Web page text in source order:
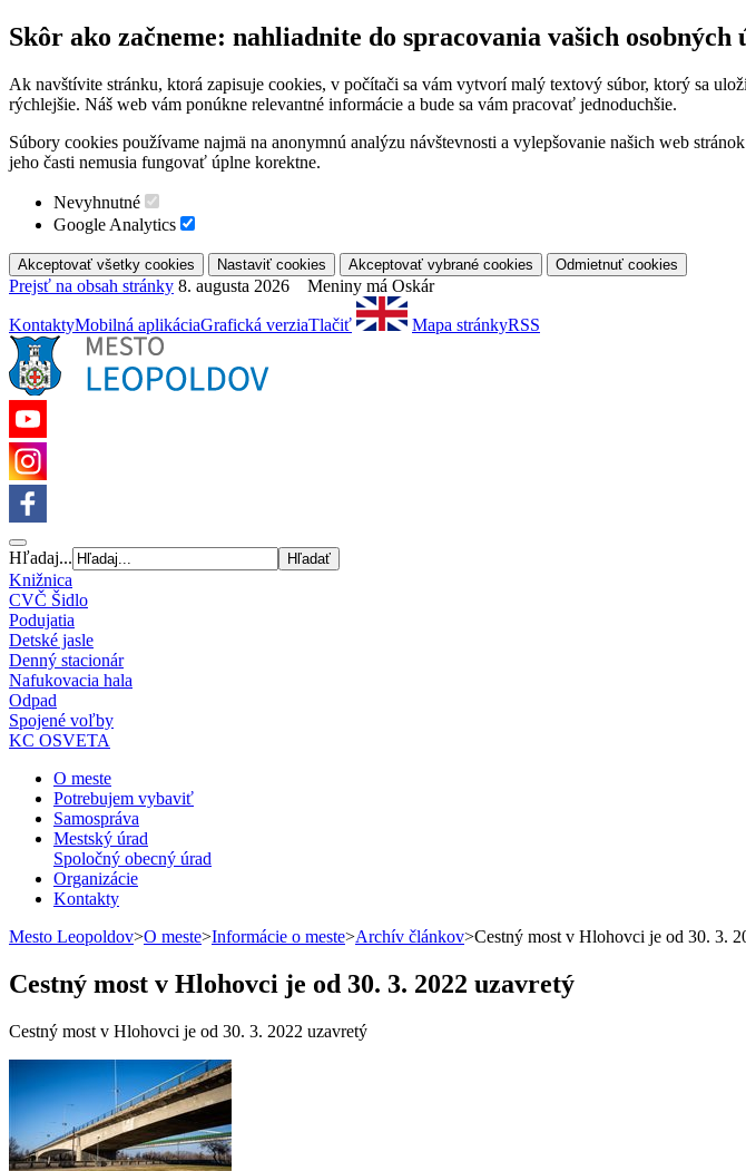
Skôr ako začneme: nahliadnite do spracovania vašich osobných
Ak navštívite stránku, ktorá zapisuje cookies, v počítači sa vám vytvorí malý textový súbor, ktorý sa
rýchlejšie. Náš web vám ponúkne relevantné informácie a bude sa vám pracovať jednoduchšie.
Súbory cookies používame najmä na anonymnú analýzu návštevnosti a vylepšovanie našich web
jeho časti nemusia fungovať úplne korektne.
Nevyhnutné
Google Analytics
Prejsť na obsah stránky 8. augusta 2026 Meniny má Oskár
KontaktyMobilná aplikáciaGrafická verziaTlačiť Mapa stránkyRSS
Hľadaj...
Knižnica
CVČ Šidlo
Podujatia
Detské jasle
Denný stacionár
Nafukovacia hala
Odpad
Spojené voľby
KC OSVETA
O meste
Potrebujem vybaviť
Samospráva
Mestský úrad
Spoločný obecný úrad
Organizácie
Kontakty
Mesto Leopoldov>O meste>Informácie o meste>Archív článkov>Cestný most v Hlohovci je od 30. 3.
Cestný most v Hlohovci je od 30. 3. 2022 uzavretý
Cestný most v Hlohovci je od 30. 3. 2022 uzavretý